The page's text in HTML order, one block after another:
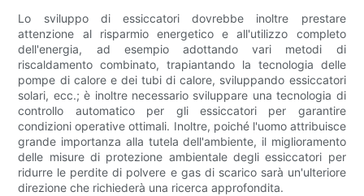
Lo sviluppo di essiccatori dovrebbe inoltre prestare
attenzione al risparmio energetico e all'utilizzo completo
dell'energia, ad esempio adottando vari metodi di
riscaldamento combinato, trapiantando la tecnologia delle
pompe di calore e dei tubi di calore, sviluppando essiccatori
solari, ecc.; è inoltre necessario sviluppare una tecnologia di
controllo automatico per gli essiccatori per garantire
condizioni operative ottimali. Inoltre, poiché l'uomo attribuisce
grande importanza alla tutela dell'ambiente, il miglioramento
delle misure di protezione ambientale degli essiccatori per
ridurre le perdite di polvere e gas di scarico sarà un'ulteriore
direzione che richiederà una ricerca approfondita.